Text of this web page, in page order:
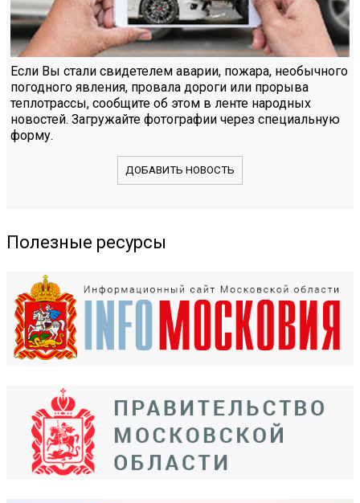
Если Вы стали свидетелем аварии, пожара, необычного
погодного явления, провала дороги или прорыва
теплотрассы, сообщите об этом в ленте народных
новостей. Загружайте фотографии через специальную
форму.
ДОБАВИТЬ НОВОСТЬ
Полезные ресурсы